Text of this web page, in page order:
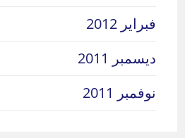
فبراير 2012
ديسمبر 2011
نوفمبر 2011